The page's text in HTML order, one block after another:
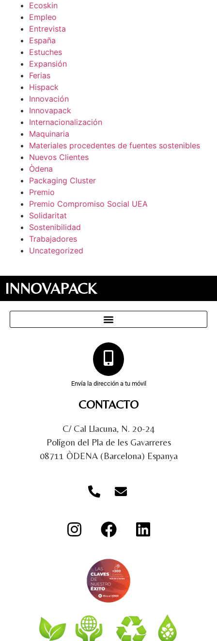
Ecoskin
Empleo
Entrevista
España
Estuches
Expansión
Ferias
Hispack
Innovación
Innovapack
Internacionalización
Maquinaria
Materiales procedentes de fuentes sostenibles
Nuevos Clientes
Òdena
Packaging Cluster
Premio
Premio Compromiso Social UEA
Solidaritat
Sostenibilidad
Trabajadores
Uncategorized
INNOVAPACK
Envía la dirección a tu móvil
CONTACTO
C/ Cal Llacuna, N. 20-24
Polígon del Pla de les Gavarreres
08711 ÒDENA (Barcelona) Espanya